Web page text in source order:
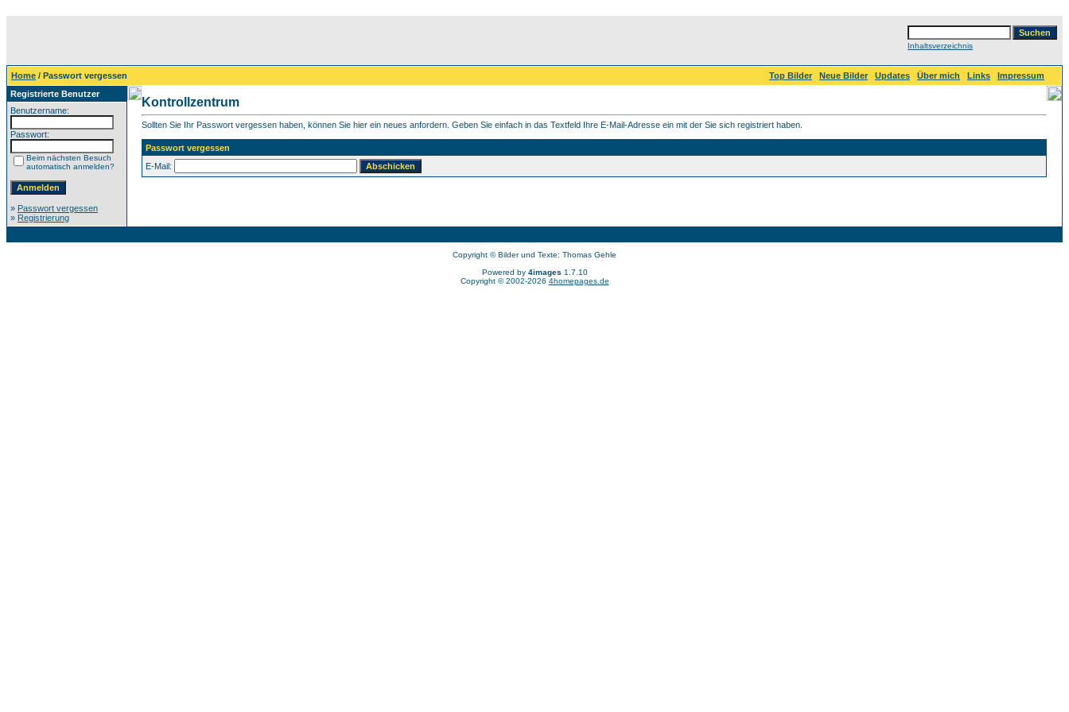
Inhaltsverzeichnis
Home / Passwort vergessen Top Bilder Neue Bilder Updates Über mich Links
Impressum
Registrierte Benutzer
Benutzername:
Passwort:
Beim nächsten Besuch
automatisch anmelden?
» Passwort vergessen
» Registrierung
Kontrollzentrum
Sollten Sie Ihr Passwort vergessen haben, können Sie hier ein neues anfordern. Geben Sie einfach in das Textfeld Ihre E-Mail-Adresse ein mit der Sie sich registriert haben.
Passwort vergessen
E-Mail:
Copyright © Bilder und Texte: Thomas Gehle
Powered by 4images 1.7.10
Copyright © 2002-2026 4homepages.de